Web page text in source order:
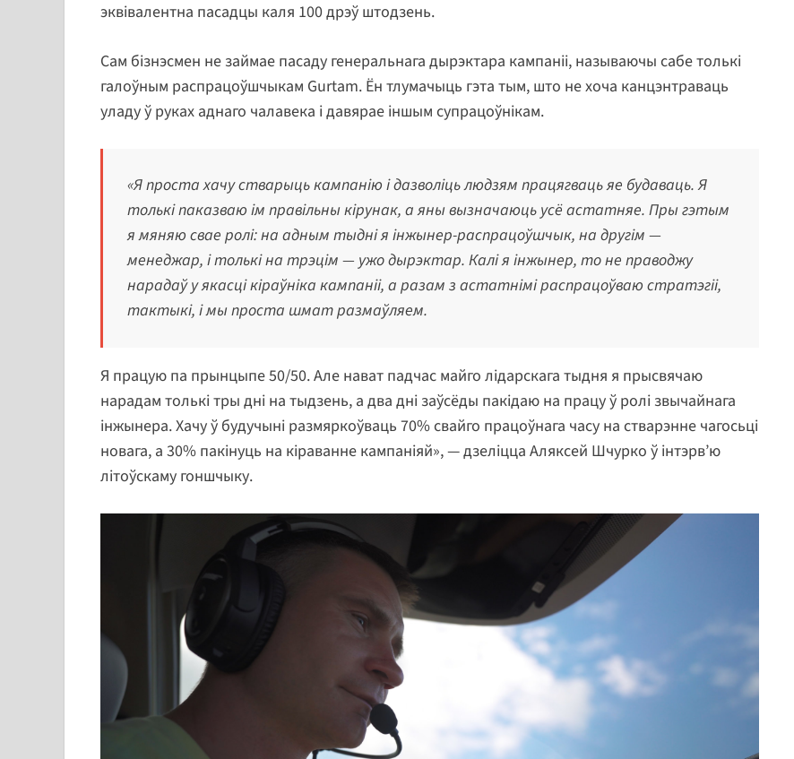
эквівалентна пасадцы каля 100 дрэў штодзень.
Сам бізнэсмен не займае пасаду генеральнага дырэктара кампаніі, называючы сабе толькі
галоўным распрацоўшчыкам Gurtam. Ён тлумачыць гэта тым, што не хоча канцэнтраваць
уладу ў руках аднаго чалавека і давярае іншым супрацоўнікам.
«Я проста хачу стварыць кампанію і дазволіць людзям працягваць яе будаваць. Я
толькі паказваю ім правільны кірунак, а яны вызначаюць усё астатняе. Пры гэтым
я мяняю свае ролі: на адным тыдні я інжынер-распрацоўшчык, на другім —
менеджар, і толькі на трэцім — ужо дырэктар. Калі я інжынер, то не праводжу
нарадаў у якасці кіраўніка кампаніі, а разам з астатнімі распрацоўваю стратэгіі,
тактыкі, і мы проста шмат размаўляем.
Я працую па прынцыпе 50/50. Але нават падчас майго лідарскага тыдня я прысвячаю
нарадам толькі тры дні на тыдзень, а два дні заўсёды пакідаю на працу ў ролі звычайнага
інжынера. Хачу ў будучыні размяркоўваць 70% свайго працоўнага часу на стварэнне чагосьці
новага, а 30% пакінуць на кіраванне кампаніяй», — дзеліцца Аляксей Шчурко ў інтэрв’ю
літоўскаму гоншчыку.